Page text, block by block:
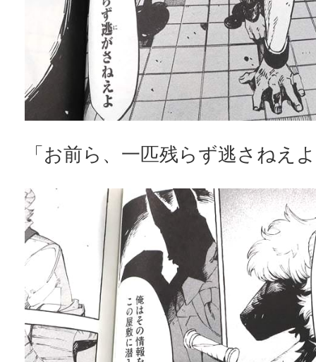
「お前ら、一匹残らず逃さねえ